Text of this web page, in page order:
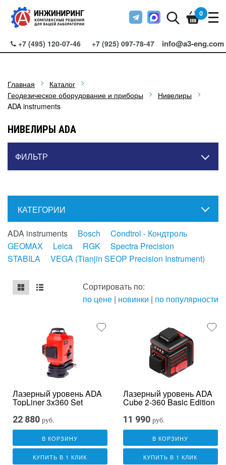
+7 (495) 120-07-46 +7 (925) 097-78-47 info@a3-eng.com
0
Главная
Каталог
Геодезическое оборудование и приборы
Нивелиры
ADA instruments
НИВЕЛИРЫ ADA
ФИЛЬТР
КАТЕГОРИИ
ADA instruments Bosch
Condtrol - Кондтроль
GEOMAX
Leica RGK
Spectra Precision
STABILA
VEGA (Tianjin SEOP Precision Instrument)
mse2_chunk_default
mse2_chunk_alternate
Сортировать по:
по цене | новинки | по популярности
Лазерный уровень ADA
TopLiner 3x360 Set
22 880 руб.
В КОРЗИНУ
КУПИТЬ В 1 КЛИК
Лазерный уровень ADA
Cube 2-360 Basic Edition
11 990 руб.
В КОРЗИНУ
КУПИТЬ В 1 КЛИК